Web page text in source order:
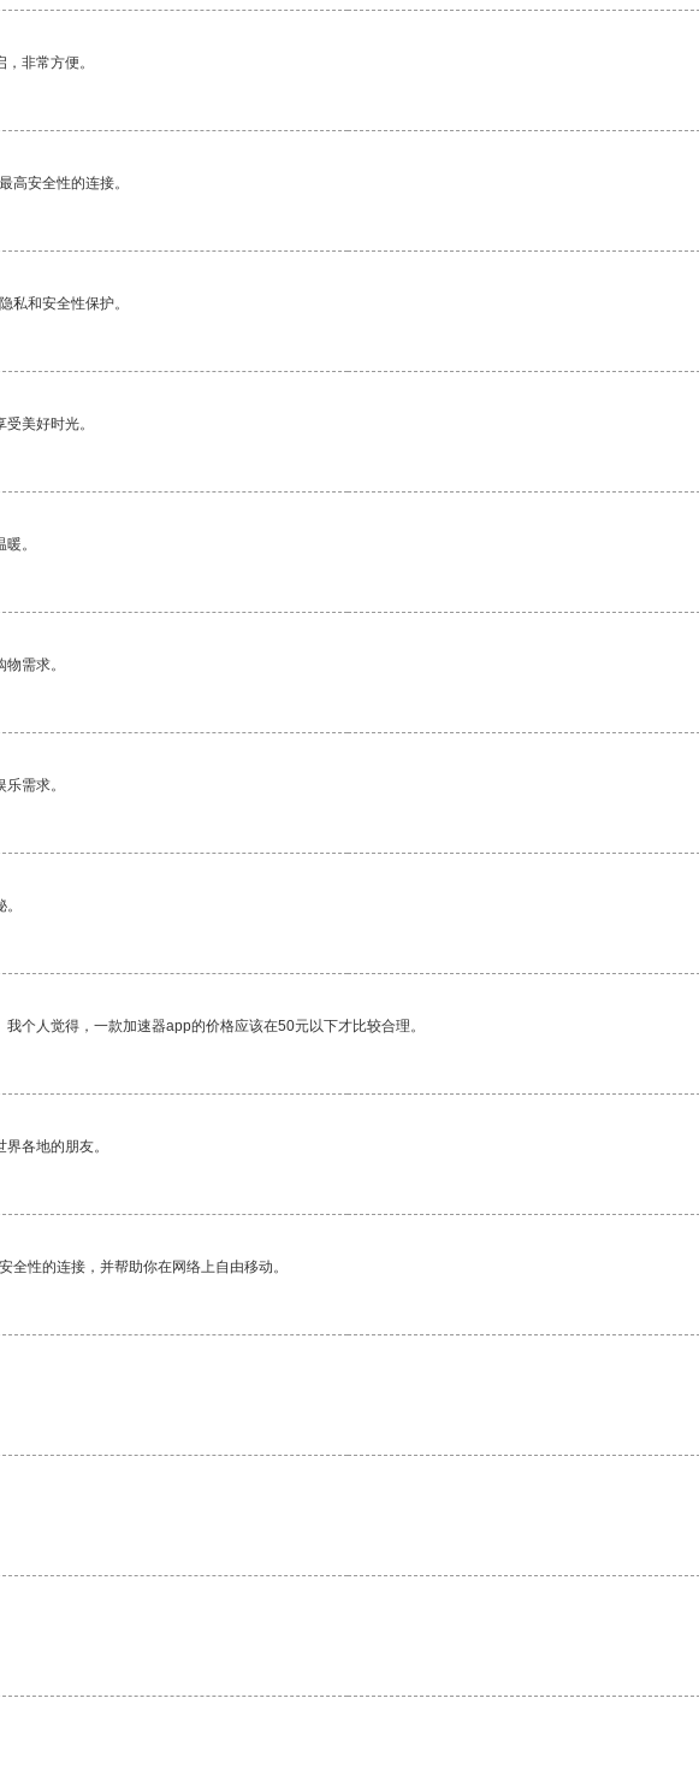
非常方便。
高安全性的连接。
私和安全性保护。
美好时光。
。
需求。
需求。
个人觉得，一款加速器app的价格应该在50元以下才比较合理。
各地的朋友。
性的连接，并帮助你在网络上自由移动。